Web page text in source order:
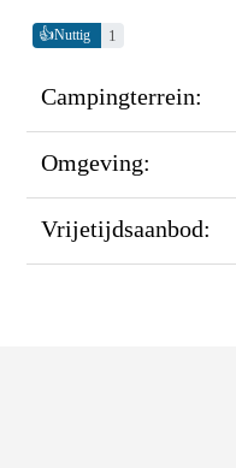
👍Nuttig 1
Campingterrein:
Omgeving:
Vrijetijdsaanbod: